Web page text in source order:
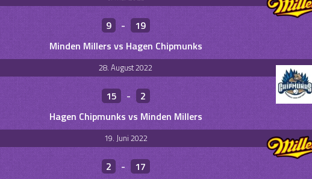
9 -
19
Minden Millers vs Hagen Chipmunks
28. August 2022
15 -
2
Hagen Chipmunks vs Minden Millers
19. Juni 2022
2 -
17